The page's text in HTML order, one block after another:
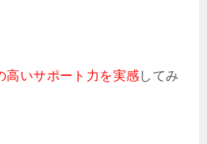
高いサポート力を実感してみ